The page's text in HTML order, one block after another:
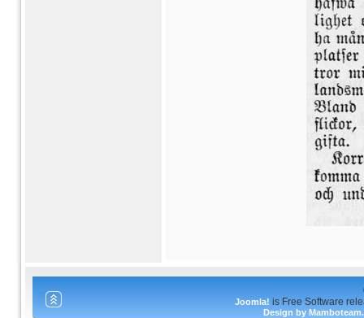
Joomla! is Free Software
Design by